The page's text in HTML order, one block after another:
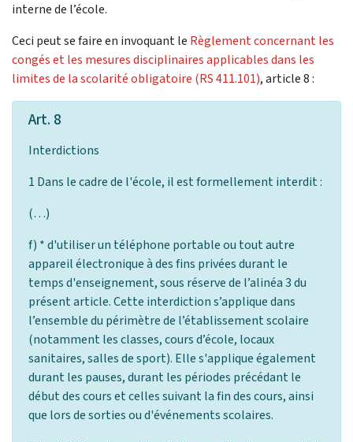
interne de l’école.
Ceci peut se faire en invoquant le Règlement concernant les
congés et les mesures disciplinaires applicables dans les
limites de la scolarité obligatoire (RS 411.101), article 8 :
Art. 8
Interdictions
1 Dans le cadre de l'école, il est formellement interdit :
(…)
f) * d'utiliser un téléphone portable ou tout autre
appareil électronique à des fins privées durant le
temps d'enseignement, sous réserve de l’alinéa 3 du
présent article. Cette interdiction s’applique dans
l’ensemble du périmètre de l’établissement scolaire
(notamment les classes, cours d’école, locaux
sanitaires, salles de sport). Elle s'applique également
durant les pauses, durant les périodes précédant le
début des cours et celles suivant la fin des cours, ainsi
que lors de sorties ou d'événements scolaires.